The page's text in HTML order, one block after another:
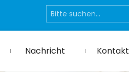
Nachricht Kontakt